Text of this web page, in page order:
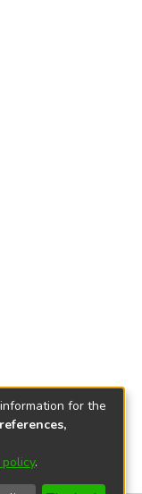
for the
.